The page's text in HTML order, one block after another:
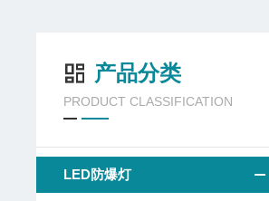
产品分类
PRODUCT CLASSIFICATION
LED防爆灯